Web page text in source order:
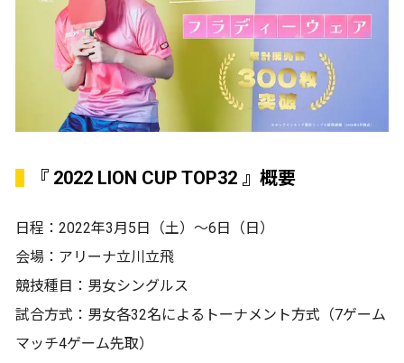
『 2022 LION CUP TOP32 』概要
日程：2022年3月5日（土）〜6日（日）
会場：アリーナ立川立飛
競技種目：男女シングルス
試合方式：男女各32名によるトーナメント方式（7ゲーム
マッチ4ゲーム先取）